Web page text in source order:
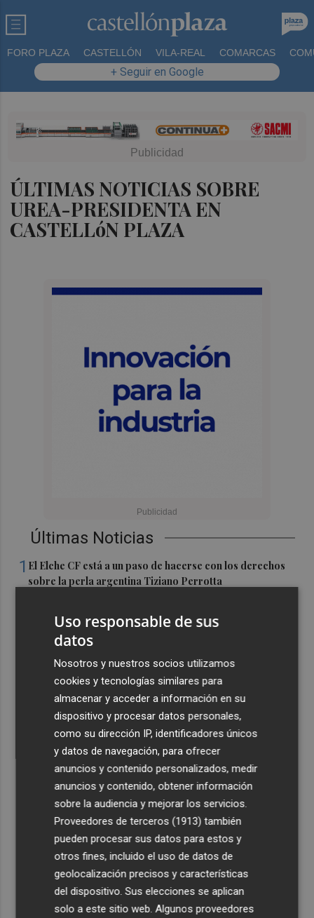
FORO PLAZA CASTELLÓN VILA-REAL COMARCAS
+ Seguir en Google
ÚLTIMAS NOTICIAS SOBRE
UREA-PRESIDENTA EN
CASTELLóN PLAZA
Últimas Noticias
1 El Elche CF está a un paso de hacerse con los derechos
sobre la perla argentina Tiziano Perrotta
que irán con sus selecciones en las ventanas FIBA
La Región de Murcia es la cuarta provincia que más
exporta a África: Marruecos, el primer destino
La Región de Murcia celebra la Semana de la Juventud
con cinco días de actividades
El coste de la vivienda: 1.338 € netos al mes, el salario
mínimo para poder comprar una vivienda en Castellón
Uso responsable de sus
datos
Nosotros y nuestros socios utilizamos
cookies y tecnologías similares para
almacenar y acceder a información en su
dispositivo y procesar datos personales,
como su dirección IP, identificadores únicos
y datos de navegación, para ofrecer
anuncios y contenido personalizados, medir
anuncios y contenido, obtener información
sobre la audiencia y mejorar los servicios.
Proveedores de terceros (1913) también
pueden procesar sus datos para estos y
otros fines, incluido el uso de datos de
geolocalización precisos y características
del dispositivo. Sus elecciones se aplican
solo a este sitio web. Algunos proveedores